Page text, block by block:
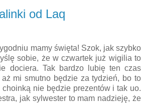
od Laq
mamy święta! Szok, jak szybko
sobie, że w czwartek już wigilia to
dociera. Tak bardzo lubię ten czas
aż mi smutno będzie za tydzień, bo to
nie będzie prezentów i tak uo.
jak sylwester to mam nadzieję, że